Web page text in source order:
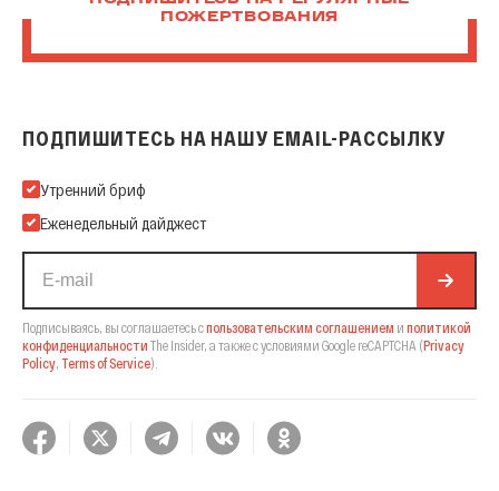
ПОЖЕРТВОВАНИЯ
ПОДПИШИТЕСЬ НА НАШУ EMAIL-РАССЫЛКУ
Подпишитесь на нашу Email-рассылку
Утренний бриф
Еженедельный дайджест
Подписываясь, вы соглашаетесь спользовательским соглашением и политикой
конфиденциальности The Insider, а также с условиями Google reCAPTCHA (Privacy
Policy, Terms of Service).